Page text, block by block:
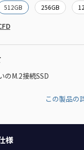
512GB 256GB
のM.2接続SSD
この製品の
様